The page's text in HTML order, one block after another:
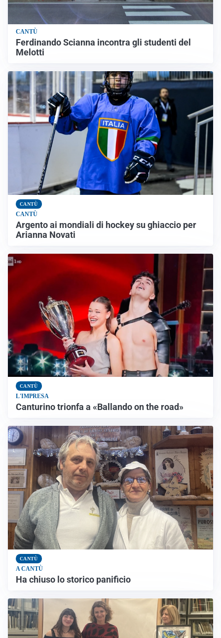
CANTÙ
Ferdinando Scianna incontra gli studenti del
Melotti
CANTÙ
CANTÙ
Argento ai mondiali di hockey su ghiaccio per
Arianna Novati
CANTÙ
L'IMPRESA
Canturino trionfa a «Ballando on the road»
CANTÙ
A CANTÙ
Ha chiuso lo storico panificio